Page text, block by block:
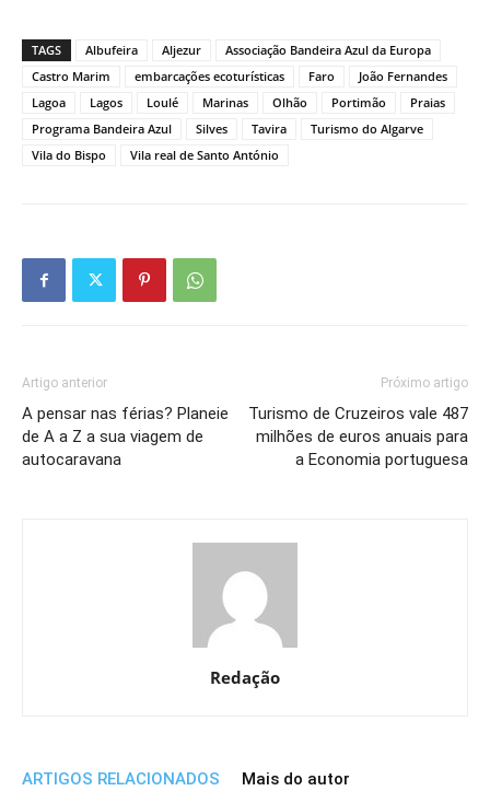
TAGS Albufeira Aljezur
Associação Bandeira Azul da Europa
Castro Marim
embarcações ecoturísticas Faro
João Fernandes
Lagoa
Lagos Loulé Marinas Olhão Portimão
Praias
Programa Bandeira Azul
Silves Tavira
Turismo do Algarve
Vila do Bispo
Vila real de Santo António
Artigo anterior
A pensar nas férias? Planeie
de A a Z a sua viagem de
autocaravana
Próximo artigo
Turismo de Cruzeiros vale 487
milhões de euros anuais para
a Economia portuguesa
Redação
ARTIGOS RELACIONADOS Mais do autor